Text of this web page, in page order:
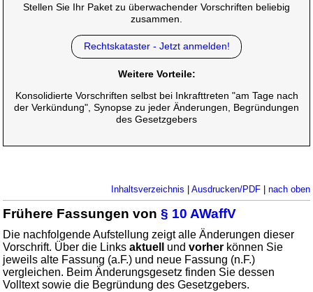
Stellen Sie Ihr Paket zu überwachender Vorschriften beliebig
zusammen.
Rechtskataster - Jetzt anmelden!
Weitere Vorteile:
Konsolidierte Vorschriften selbst bei Inkrafttreten "am Tage nach
der Verkündung", Synopse zu jeder Änderungen, Begründungen
des Gesetzgebers
Inhaltsverzeichnis Ausdrucken/PDF| nach oben
Frühere Fassungen von§ 10 AWaffV
Die nachfolgende Aufstellung zeigt alle Änderungen dieser
Vorschrift. Über die Linksaktuell undvorher können Sie
jeweils alte Fassung (a.F.) und neue Fassung (n.F.)
vergleichen. Beim Änderungsgesetz finden Sie dessen
Volltext sowie die Begründung des Gesetzgebers.